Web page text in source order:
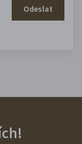
Odeslat